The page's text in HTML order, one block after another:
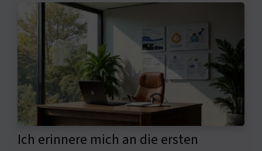
Ich erinnere mich an die ersten